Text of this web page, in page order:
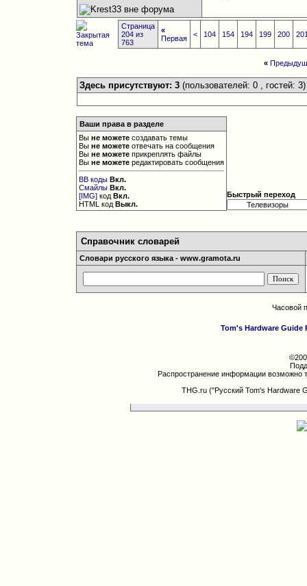
Страница
204 из
763
«
Первая
< 104 154 194 199 200
«
Здесь присутствуют: 3 (пользователей: 0 , гостей: 3)
Ваши права в разделе
Выне можете создавать темы
Выне можете отвечать на сообщения
Выне можете прикреплять файлы
Выне можете редактировать сообщения
BB коды Вкл.
Смайлы Вкл.
[IMG] кодВкл.
HTML кодВыкл.
Быстрый переход
Справочник словарей
Словари русского языка - www.gramota.ru
Часовой
Tom's Hardware Guide
Распространение информации возможно
THG.ru ("Русский Tom's Hardware